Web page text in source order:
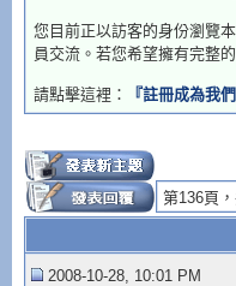
您目前正以訪客的身份瀏覽
員交流。若您希望擁有完整
請點擊這裡： 『註冊成為我
第136頁
2008-10-28, 10:01 PM